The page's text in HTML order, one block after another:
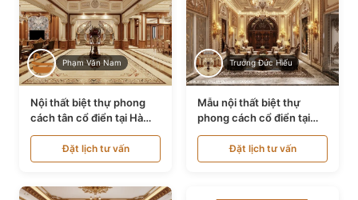
Phạm Văn Nam
Nội thất biệt thự phong
cách tân cổ điển tại Hà
Nội NT24405
Đặt lịch tư vấn
Trương Đức Hiếu
Mẫu nội thất biệt thự
phong cách cổ điển tại
Bình Dương NT24532
Đặt lịch tư vấn